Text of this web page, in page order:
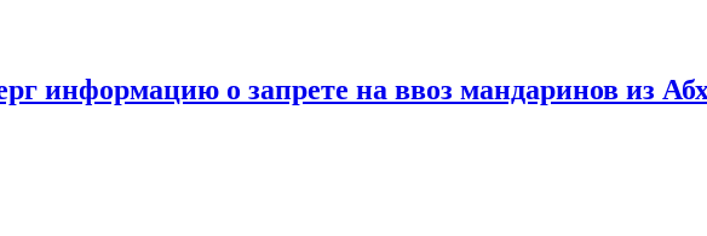
информацию о запрете на ввоз мандаринов из